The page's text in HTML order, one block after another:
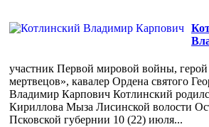
участник Первой мировой войны, герой
мертвецов», кавалер Ордена святого
Владимир Карпович Котлинский
Кириллова Мыза Лисинской волости
Псковской губернии 10 (22) июля...